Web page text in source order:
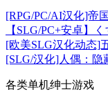
[RPG/PC/AI汉化]帝
【SLG/PC+安卓】
[欧美SLG汉化动态]
[SLG/汉化]人偶：隐
各类单机绅士游戏